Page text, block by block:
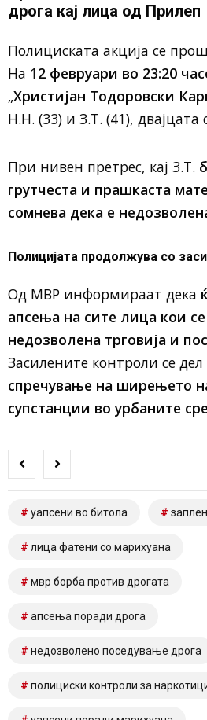
дрога кај лица од Прилеп
Полициската акција се
На 12 февруари во 23:20
„Христијан Тодоровски
Н.Н. (33) и З.Т. (41),
При нивен претрес, кај З.Т.
грутчеста и прашкаста
сомнева дека е
Полицијата продолжува со
Од МВР информираат дека
апсења на сите лица кои
недозволена трговија и
Засилените контроли се
спречување на ширењето
супстанции во урбаните
уапсени во битола
лица фатени со марихуана
мвр борба против дрогата
апсења поради дрога
недозволено поседување дрога
полициски контроли за